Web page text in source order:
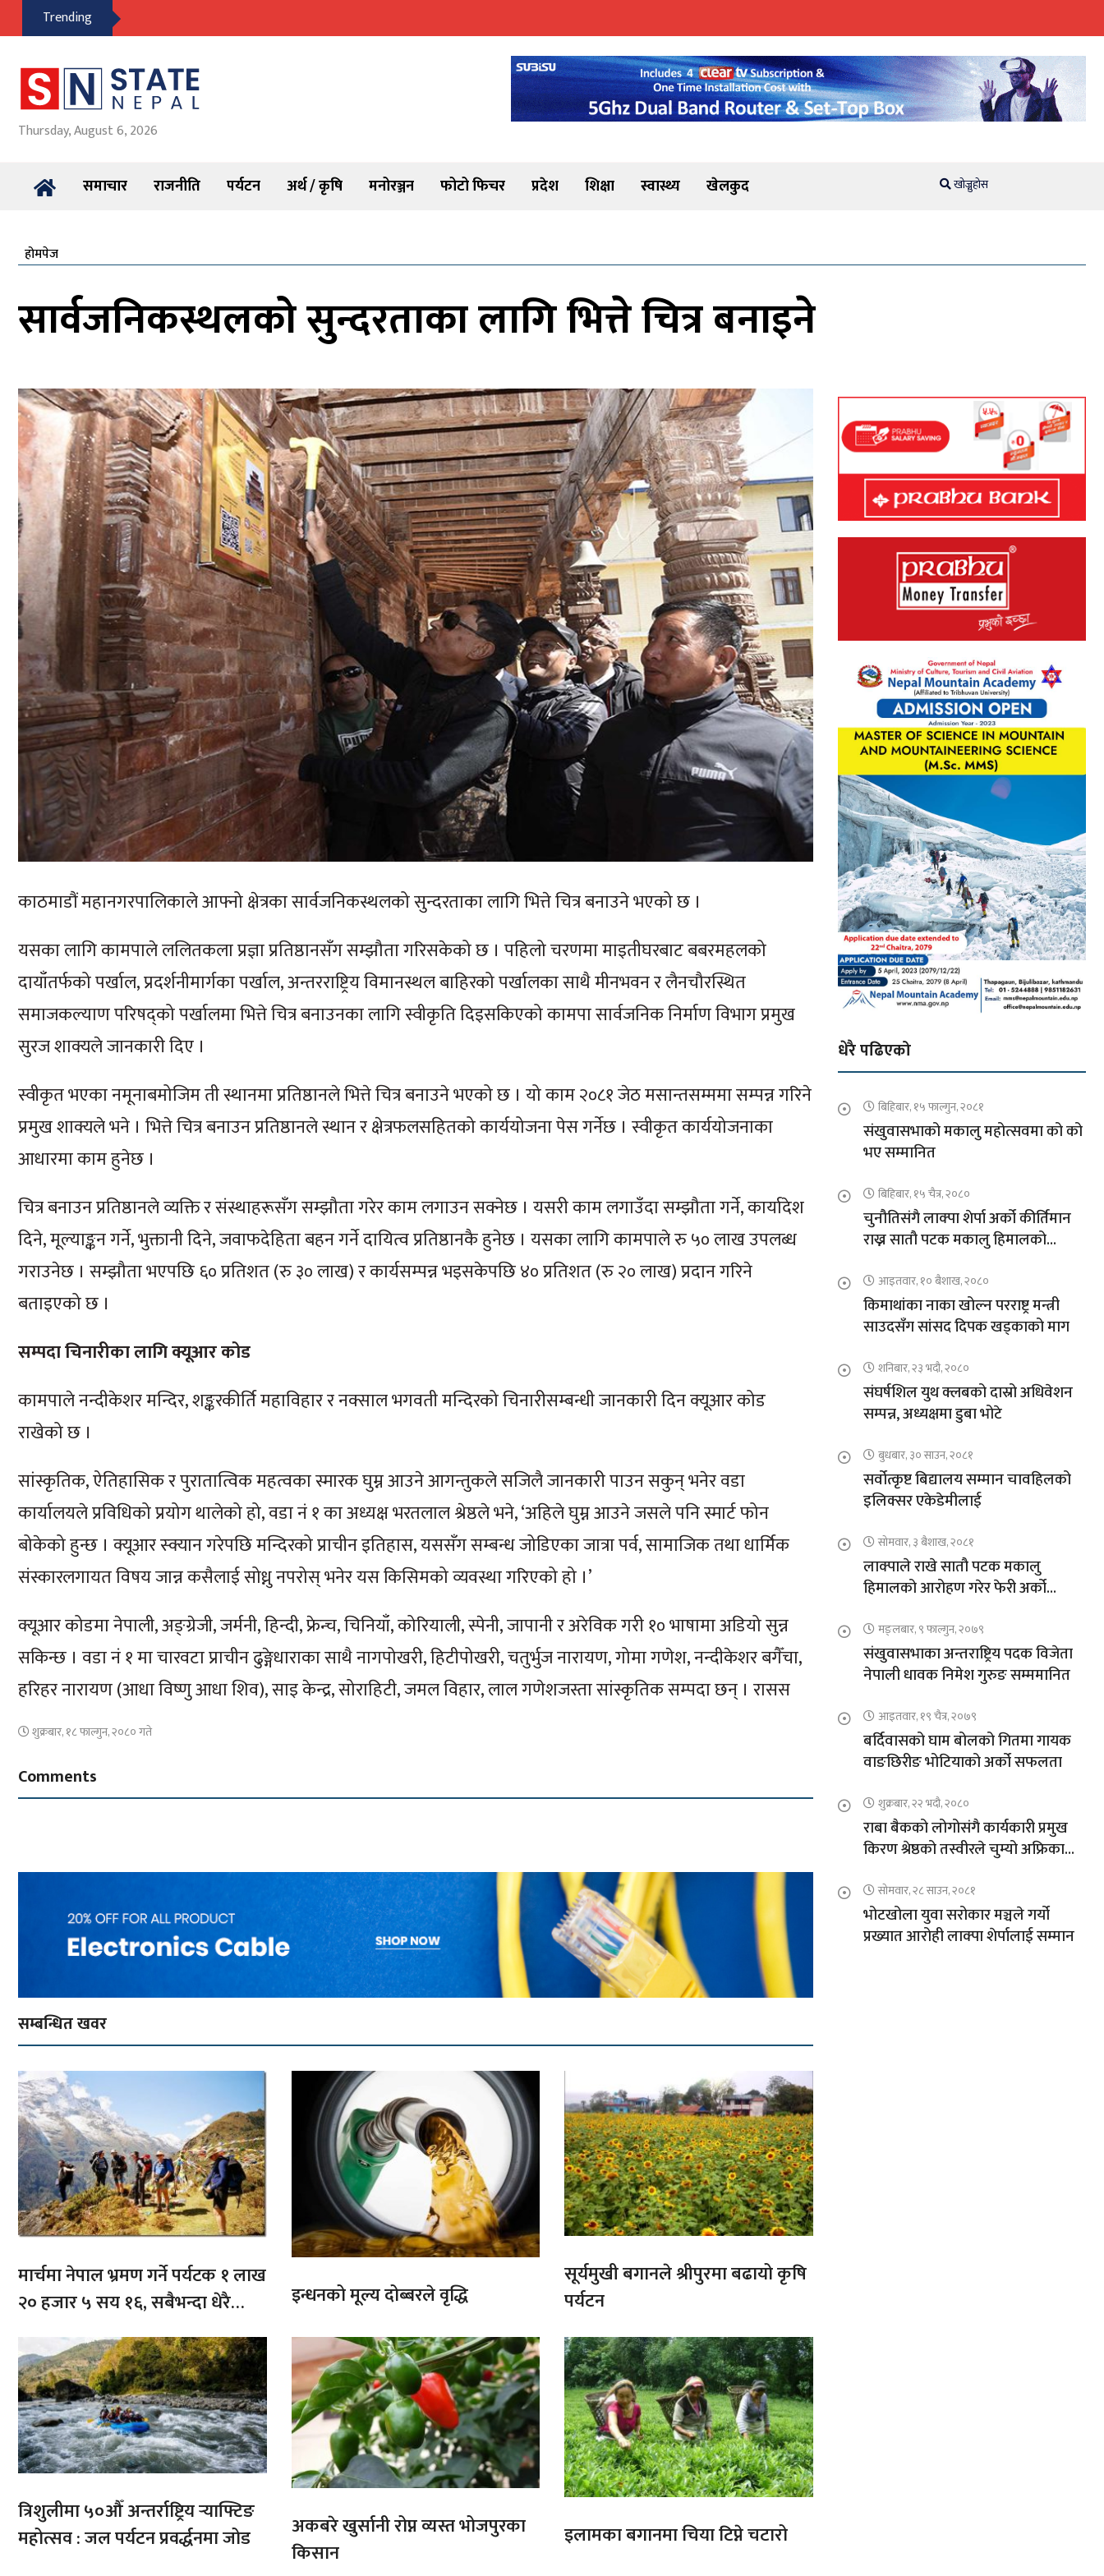
Trending
Thursday, August 6, 2026
समाचार राजनीति पर्यटन अर्थ / कृषि मनोरञ्जन फोटो फिचर प्रदेश शिक्षा स्वास्थ्य खेलकुद खोज्नुहोस
होमपेज
सार्वजनिकस्थलको सुन्दरताका लागि भित्ते चित्र बनाइने
काठमाडौं महानगरपालिकाले आफ्नो क्षेत्रका सार्वजनिकस्थलको सुन्दरताका लागि भित्ते चित्र बनाउने भएको छ ।
यसका लागि कामपाले ललितकला प्रज्ञा प्रतिष्ठानसँग सम्झौता गरिसकेको छ । पहिलो चरणमा माइतीघरबाट बबरमहलको
दायाँतर्फको पर्खाल, प्रदर्शनीमार्गका पर्खाल, अन्तरराष्ट्रिय विमानस्थल बाहिरको पर्खालका साथै मीनभवन र लैनचौरस्थित
समाजकल्याण परिषद्को पर्खालमा भित्ते चित्र बनाउनका लागि स्वीकृति दिइसकिएको कामपा सार्वजनिक निर्माण विभाग प्रमुख
सुरज शाक्यले जानकारी दिए ।
स्वीकृत भएका नमूनाबमोजिम ती स्थानमा प्रतिष्ठानले भित्ते चित्र बनाउने भएको छ । यो काम २०८१ जेठ मसान्तसम्ममा सम्पन्न गरिने
प्रमुख शाक्यले भने । भित्ते चित्र बनाउन प्रतिष्ठानले स्थान र क्षेत्रफलसहितको कार्ययोजना पेस गर्नेछ । स्वीकृत कार्ययोजनाका
आधारमा काम हुनेछ ।
चित्र बनाउन प्रतिष्ठानले व्यक्ति र संस्थाहरूसँग सम्झौता गरेर काम लगाउन सक्नेछ । यसरी काम लगाउँदा सम्झौता गर्ने, कार्यादेश
दिने, मूल्याङ्कन गर्ने, भुक्तानी दिने, जवाफदेहिता बहन गर्ने दायित्व प्रतिष्ठानकै हुनेछ । यसका लागि कामपाले रु ५० लाख उपलब्ध
गराउनेछ । सम्झौता भएपछि ६० प्रतिशत (रु ३० लाख) र कार्यसम्पन्न भइसकेपछि ४० प्रतिशत (रु २० लाख) प्रदान गरिने
बताइएको छ ।
सम्पदा चिनारीका लागि क्यूआर कोड
कामपाले नन्दीकेशर मन्दिर, शङ्करकीर्ति महाविहार र नक्साल भगवती मन्दिरको चिनारीसम्बन्धी जानकारी दिन क्यूआर कोड
राखेको छ ।
सांस्कृतिक, ऐतिहासिक र पुरातात्विक महत्वका स्मारक घुम्न आउने आगन्तुकले सजिलै जानकारी पाउन सकुन् भनेर वडा
कार्यालयले प्रविधिको प्रयोग थालेको हो, वडा नं १ का अध्यक्ष भरतलाल श्रेष्ठले भने, ‘अहिले घुम्न आउने जसले पनि स्मार्ट फोन
बोकेको हुन्छ । क्यूआर स्क्यान गरेपछि मन्दिरको प्राचीन इतिहास, यससँग सम्बन्ध जोडिएका जात्रा पर्व, सामाजिक तथा धार्मिक
संस्कारलगायत विषय जान्न कसैलाई सोध्नु नपरोस् भनेर यस किसिमको व्यवस्था गरिएको हो ।’
क्यूआर कोडमा नेपाली, अङ्ग्रेजी, जर्मनी, हिन्दी, फ्रेन्च, चिनियाँ, कोरियाली, स्पेनी, जापानी र अरेविक गरी १० भाषामा अडियो सुन्न
सकिन्छ । वडा नं १ मा चारवटा प्राचीन ढुङ्गेधाराका साथै नागपोखरी, हिटीपोखरी, चतुर्भुज नारायण, गोमा गणेश, नन्दीकेशर बगैँचा,
हरिहर नारायण (आधा विष्णु आधा शिव), साइ केन्द्र, सोराहिटी, जमल विहार, लाल गणेशजस्ता सांस्कृतिक सम्पदा छन् । रासस
शुक्रबार, १८ फाल्गुन, २०८० गते
Comments
सम्बन्धित खवर
मार्चमा नेपाल भ्रमण गर्ने पर्यटक १ लाख
२० हजार ५ सय १६, सबैभन्दा धेरै
भारतबाट
इन्धनको मूल्य दोब्बरले वृद्धि
सूर्यमुखी बगानले श्रीपुरमा बढायो कृषि
पर्यटन
त्रिशुलीमा ५०औँ अन्तर्राष्ट्रिय र्‍याफ्टिङ
महोत्सव : जल पर्यटन प्रवर्द्धनमा जोड
अकबरे खुर्सानी रोप्न व्यस्त भोजपुरका
किसान
इलामका बगानमा चिया टिप्ने चटारो
धेरै पढिएको
बिहिबार, १५ फाल्गुन, २०८१
संखुवासभाको मकालु महोत्सवमा को को
भए सम्मानित
बिहिबार, १५ चैत्र, २०८०
चुनौतिसंगै लाक्पा शेर्पा अर्को कीर्तिमान
राख्न सातौ पटक मकालु हिमालको
आइतवार, १० बैशाख, २०८०
किमाथांका नाका खोल्न परराष्ट्र मन्त्री
साउदसँग सांसद दिपक खड्काको माग
शनिबार, २३ भदौ, २०८०
संघर्षशिल युथ क्लबको दास्रो अधिवेशन
सम्पन्न, अध्यक्षमा डुबा भोटे
बुधबार, ३० साउन, २०८१
सर्वोत्कृष्ट बिद्यालय सम्मान चावहिलको
इलिक्सर एकेडेमीलाई
सोमवार, ३ बैशाख, २०८१
लाक्पाले राखे सातौ पटक मकालु
हिमालको आरोहण गरेर फेरी अर्को
मङ्लबार, ९ फाल्गुन, २०७९
संखुवासभाका अन्तराष्ट्रिय पदक विजेता
नेपाली धावक निमेश गुरुङ सम्ममानित
आइतवार, १९ चैत्र, २०७९
बर्दिवासको घाम बोलको गितमा गायक
वाङछिरीङ भोटियाको अर्को सफलता
शुक्रबार, २२ भदौ, २०८०
राबा बैकको लोगोसंगै कार्यकारी प्रमुख
किरण श्रेष्ठको तस्वीरले चुम्यो अफ्रिकाको
सोमवार, २८ साउन, २०८१
भोटखोला युवा सरोकार मञ्चले गर्यो
प्रख्यात आरोही लाक्पा शेर्पालाई सम्मान